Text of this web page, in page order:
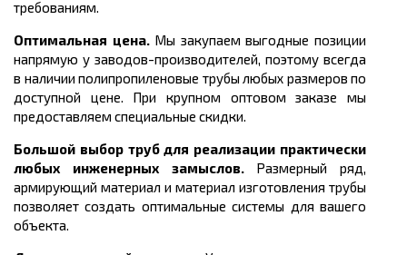
требованиям.
Оптимальная цена.Мы закупаем выгодные позиции
напрямую у заводов-производителей, поэтому всегда
в наличии полипропиленовые трубы любых размеров по
доступной цене. При крупном оптовом заказе мы
предоставляем специальные скидки.
Большой выбор труб для реализации практически
любых инженерных замыслов. Размерный ряд,
армирующий материал и материал изготовления трубы
позволяет создать оптимальные системы для вашего
объекта.